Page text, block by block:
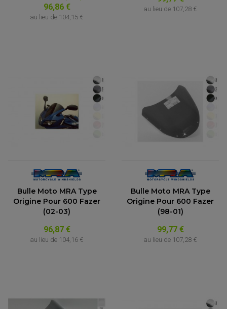
FEUX ADDITIONNELS
KIT RECONDITIONNEMENT DEMARREUR
POMPE A ESSENCE
FILTRE A HUILE
FILTRE ET ACCESSOIRE ESSENCE
OUTILLAGE
PRODUIT D'ENTRETIEN
FREINAGE
DISQUE DE FREIN AVANT
96,86 €
au lieu de 104,15 €
au lieu de 107,28 €
Bulle Moto MRA Type
Origine Pour 600 Fazer
(02-03)
96,87 €
au lieu de 104,16 €
Bulle Moto MRA Type
Origine Pour 600 Fazer
(98-01)
99,77 €
au lieu de 107,28 €